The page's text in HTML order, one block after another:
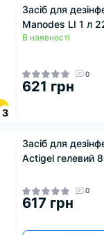
3
Засіб для
Manodes LI 1 л
В наявності
0
621 грн
Засіб для
Actigel гелевий
0
617 грн